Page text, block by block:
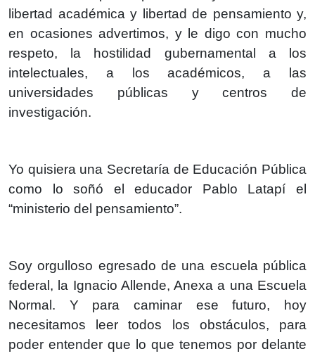
libertad académica y libertad de pensamiento y,
en ocasiones advertimos, y le digo con mucho
respeto, la hostilidad gubernamental a los
intelectuales, a los académicos, a las
universidades públicas y centros de
investigación.
Yo quisiera una Secretaría de Educación Pública
como lo soñó el educador Pablo Latapí el
“ministerio del pensamiento”.
Soy orgulloso egresado de una escuela pública
federal, la Ignacio Allende, Anexa a una Escuela
Normal. Y para caminar ese futuro, hoy
necesitamos leer todos los obstáculos, para
poder entender que lo que tenemos por delante